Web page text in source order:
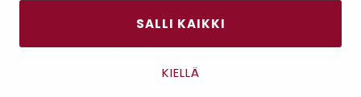
SALLI KAIKKI
KIELLÄ
Antinkatu 17, 28100 Pori